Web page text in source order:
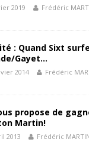
2019 Frédéric
: Quand Sixt
Gayet…
2014 Frédéric
propose de
Martin!
2013 Frédéric